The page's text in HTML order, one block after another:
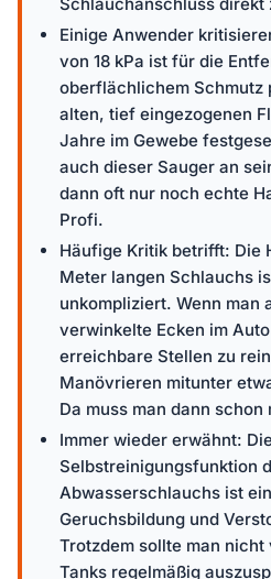
Einige Anwender
von 18 kPa ist für die
oberflächlichem Schmutz
alten, tief eingezogenen
Jahre im Gewebe
auch dieser Sauger an
dann oft nur noch echte
Profi.
Häufige Kritik betrifft: Die
Meter langen Schlauchs
unkompliziert. Wenn man
verwinkelte Ecken im
erreichbare Stellen zu
Manövrieren mitunter
Da muss man dann
Immer wieder erwähnt: Die
Selbstreinigungsfunktion
Abwasserschlauchs ist
Geruchsbildung und
Trotzdem sollte man
Tanks regelmäßig